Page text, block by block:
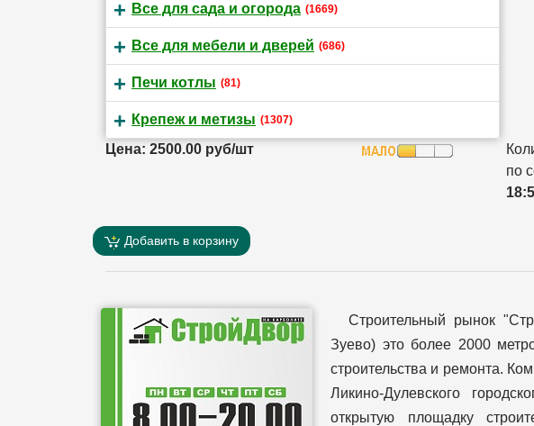
Все для сада и огорода (1669)
Все для мебели и дверей (686)
Печи котлы (81)
Крепеж и метизы (1307)
Цена: 2500.00 руб/шт
по
Добавить в корзину
Строительный рынок
Зуево) это более 2000
строительства и ремонта.
Ликино-Дулевского
открытую площадку